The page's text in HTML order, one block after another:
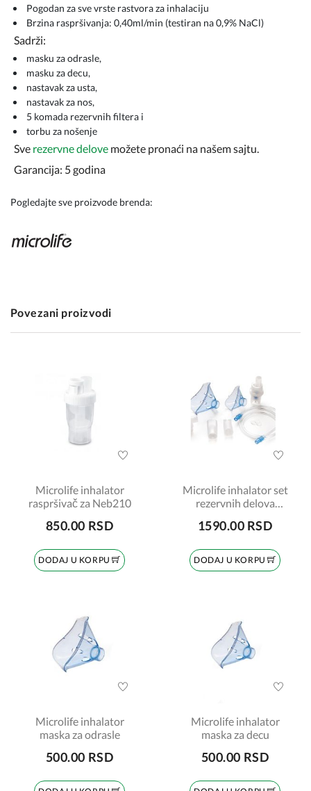
Pogodan za sve vrste rastvora za inhalaciju
Brzina raspršivanja: 0,40ml/min (testiran na 0,9% NaCl)
Sadrži:
masku za odrasle,
masku za decu,
nastavak za usta,
nastavak za nos,
5 komada rezervnih filtera i
torbu za nošenje
Sve rezervne delove možete pronaći na našem sajtu.
Garancija: 5 godina
Pogledajte sve proizvode brenda:
Povezani proizvodi
Microlife inhalator
raspršivač za Neb210
850.00 RSD
DODAJ U KORPU
Microlife inhalator set
rezervnih delova
1590.00 RSD
DODAJ U KORPU
Microlife inhalator
maska za odrasle
500.00 RSD
Microlife inhalator
maska za decu
500.00 RSD